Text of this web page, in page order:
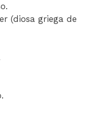
(diosa griega de